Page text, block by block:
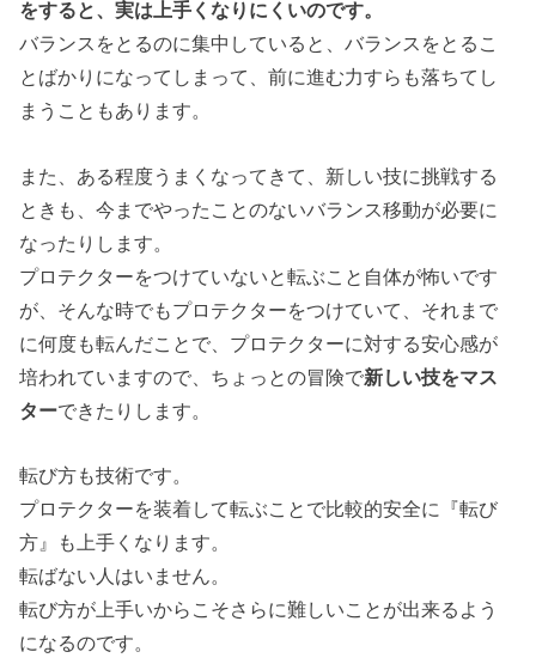
をすると、実は上手くなりにくいのです。
バランスをとるのに集中していると、バランスをとるこ
とばかりになってしまって、前に進む力すらも落ちてし
まうこともあります。
また、ある程度うまくなってきて、新しい技に挑戦する
ときも、今までやったことのないバランス移動が必要に
なったりします。
プロテクターをつけていないと転ぶこと自体が怖いです
が、そんな時でもプロテクターをつけていて、それまで
に何度も転んだことで、プロテクターに対する安心感が
培われていますので、ちょっとの冒険で新しい技をマス
ターできたりします。
転び方も技術です。
プロテクターを装着して転ぶことで比較的安全に『転び
方』も上手くなります。
転ばない人はいません。
転び方が上手いからこそさらに難しいことが出来るよう
になるのです。